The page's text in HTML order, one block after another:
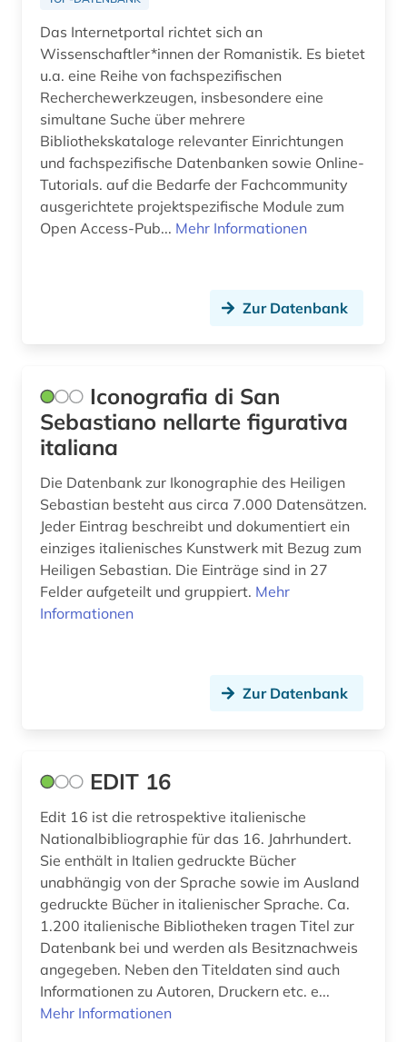
protestantismus (1)
psalmvertonung (1)
pädagogik (1)
quelle (9)
raumplanung (1)
reformation (1)
romania (1)
romanisch (1)
romanische sprachen und literaturen (1)
romanistik (2)
rätoromanisch (1)
sardisch (1)
satirezeitschrift (1)
schriftstellerin (1)
sebastianus <sanctus> (1)
shakespeare (1)
Das Internetportal richtet sich an
Wissenschaftler*innen der Romanistik. Es bietet
u.a. eine Reihe von fachspezifischen
Recherchewerkzeugen, insbesondere eine
simultane Suche über mehrere
Bibliothekskataloge relevanter Einrichtungen
und fachspezifische Datenbanken sowie Online-
Tutorials. auf die Bedarfe der Fachcommunity
ausgerichtete projektspezifische Module zum
Open Access-Pub... Mehr Informationen
Zur Datenbank
Iconografia di San
Sebastiano nellarte figurativa
italiana
Die Datenbank zur Ikonographie des Heiligen
Sebastian besteht aus circa 7.000 Datensätzen.
Jeder Eintrag beschreibt und dokumentiert ein
einziges italienisches Kunstwerk mit Bezug zum
Heiligen Sebastian. Die Einträge sind in 27
Felder aufgeteilt und gruppiert. Mehr
Informationen
Zur Datenbank
EDIT 16
Edit 16 ist die retrospektive italienische
Nationalbibliographie für das 16. Jahrhundert.
Sie enthält in Italien gedruckte Bücher
unabhängig von der Sprache sowie im Ausland
gedruckte Bücher in italienischer Sprache. Ca.
1.200 italienische Bibliotheken tragen Titel zur
Datenbank bei und werden als Besitznachweis
angegeben. Neben den Titeldaten sind auch
Informationen zu Autoren, Druckern etc. e...
Mehr Informationen